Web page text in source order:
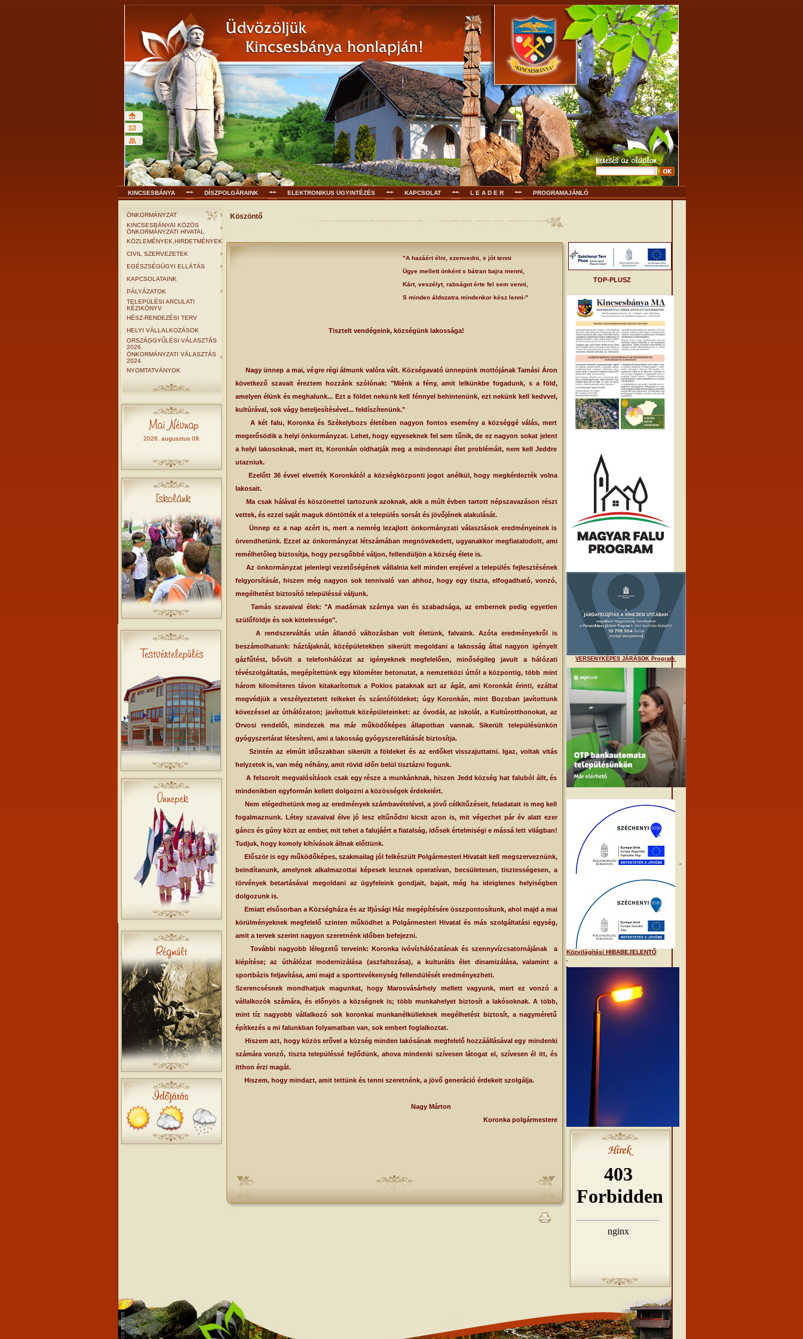
KINCSESBÁNYA DÍSZPOLGÁRAINK ELEKTRONIKUS ÜGYINTÉZÉS KAPCSOLAT L E A D E R PROGRAMAJÁNLÓ
ÖNKORMÁNYZAT
KINCSESBÁNYAI KÖZÖS
ÖNKORMÁNYZATI HIVATAL
KÖZLEMÉNYEK,HIRDETMÉNYEK
CIVIL SZERVEZETEK
EGÉSZSÉGÜGYI ELLÁTÁS
KAPCSOLATAINK
PÁLYÁZATOK
TELEPÜLÉSI ARCULATI
KÉZIKÖNYV
HÉSZ-RENDEZÉSI TERV
HELYI VÁLLALKOZÁSOK
ORSZÁGGYŰLÉSI VÁLASZTÁS
2026.
ÖNKORMÁNYZATI VÁLASZTÁS
2024.
NYOMTATVÁNYOK
2026. augusztus 09.
Köszöntő
"A hazáért élni, szenvedni, s jót tenni
Ügye mellett önként s bátran bajra menni,
Kárt, veszélyt, rabságot érte fel sem venni,
S minden áldozatra mindenkor kész lenni-"
Tisztelt vendégeink, községünk lakossága!
Nagy ünnep a mai, végre régi álmunk valóra vált. Községavató ünnepünk mottójának Tamási Áron
következő szavait éreztem hozzánk szólónak: "Miénk a fény, amit lelkünkbe fogadunk, s a föld,
amelyen élünk és meghalunk... Ezt a földet nekünk kell fénnyel behintenünk, ezt nekünk kell kedvvel,
kultúrával, sok vágy beteljesítésével... feldíszítenünk."
A két falu, Koronka és Székelybozs életében nagyon fontos esemény a községgé válás, mert
megerősödik a helyi önkormányzat. Lehet, hogy egyeseknek fel sem tűnik, de ez nagyon sokat jelent
a helyi lakosoknak, mert itt, Koronkán oldhatják meg a mindennapi élet problémáit, nem kell Jeddre
utazniuk.
Ezelőtt 36 évvel elvették Koronkától a községközponti jogot anélkül, hogy megkérdezték volna
lakosait.
Ma csak hálával és köszönettel tartozunk azoknak, akik a múlt évben tartott népszavazáson részt
vettek, és ezzel saját maguk döntötték el a település sorsát és jövőjének alakulását.
Ünnep ez a nap azért is, mert a nemrég lezajlott önkormányzati választások eredményeinek is
örvendhetünk. Ezzel az önkormányzat létszámában megnövekedett, ugyanakkor megfiatalodott, ami
remélhetőleg biztosítja, hogy pezsgőbbé váljon, fellendüljön a község élete is.
Az önkormányzat jelenlegi vezetőségének vállalnia kell minden erejével a település fejlesztésének
felgyorsítását, hiszen még nagyon sok tennivaló van ahhoz, hogy egy tiszta, elfogadható, vonzó,
megélhetést biztosító településsé váljunk.
Tamás szavaival élek: "A madárnak szárnya van és szabadsága, az embernek pedig egyetlen
szülőföldje és sok kötelessége".
A rendszerváltás után állandó változásban volt életünk, falvaink. Azóta eredményekről is
beszámolhatunk: háztájaknál, középületekben sikerült megoldani a lakosság által nagyon igényelt
gázfűtést, bővült a telefonhálózat az igényeknek megfelelően, minőségileg javult a hálózati
tévészolgáltatás, megépítettünk egy kilométer betonutat, a nemzetközi úttól a központig, több mint
három kilométeres távon kitakarítottuk a Poklos pataknak azt az ágát, ami Koronkát érinti, ezáltal
megvédjük a veszélyeztetett telkeket és szántóföldeket; úgy Koronkán, mint Bozsban javítottunk
kövezéssel az úthálózaton; javítottuk középületeinket: az óvodát, az iskolát, a Kultúrotthonokat, az
Orvosi rendelőt, mindezek ma már működőképes állapotban vannak. Sikerült településünkön
gyógyszertárat létesíteni, ami a lakosság gyógyszerellátását biztosítja.
Szintén az elmúlt időszakban sikerült a földeket és az erdőket visszajuttatni. Igaz, voltak vitás
helyzetek is, van még néhány, amit rövid időn belül tisztázni fogunk.
A felsorolt megvalósítások csak egy része a munkánknak, hiszen Jedd község hat faluból állt, és
mindenikben egyformán kellett dolgozni a közösségek érdekeiért.
Nem elégedhetünk meg az eredmények számbavételével, a jövő célkitűzéseit, feladatait is meg kell
fogalmaznunk. Létey szavaival élve jó lesz eltűnődni kicsit azon is, mit végezhet pár év alatt ezer
gáncs és gúny közt az ember, mit tehet a falujáért a fiatalság, idősek értelmiségi e mássá lett világban!
Tudjuk, hogy komoly kihívások állnak előttünk.
Először is egy működőképes, szakmailag jól felkészült Polgármesteri Hivatalt kell megszerveznünk,
beindítanunk, amelynek alkalmazottai képesek lesznek operatívan, becsületesen, tisztességesen, a
törvények betartásával megoldani az ügyfeleink gondjait, bajait, még ha ideiglenes helyiségben
dolgozunk is.
Emiatt elsősorban a Községháza és az Ifjúsági Ház megépítésére összpontosítunk, ahol majd a mai
körülményeknek megfelelő szinten működhet a Polgármesteri Hivatal és más szolgáltatási egység,
amit a tervek szerint nagyon szeretnénk időben befejezni.
További nagyobb lélegzetű terveink: Koronka ivóvízhálózatának és szennyvízcsatornájának a
kiépítése; az úthálózat modernizálása (aszfaltozása), a kulturális élet dinamizálása, valamint a
sportbázis feljavítása, ami majd a sporttevékenység fellendülését eredményezheti.
Szerencsésnek mondhatjuk magunkat, hogy Marosvásárhely mellett vagyunk, mert ez vonzó a
vállalkozók számára, és előnyös a községnek is; több munkahelyet biztosít a lakósoknak. A több,
mint tíz nagyobb vállalkozó sok koronkai munkanélkülieknek megélhetést biztosít, a nagyméretű
építkezés a mi falunkban folyamatban van, sok embert foglalkoztat.
Hiszem azt, hogy közös erővel a község minden lakósának megfelelő hozzáállásával egy mindenki
számára vonzó, tiszta településsé fejlődünk, ahova mindenki szívesen látogat el, szívesen él itt, és
itthon érzi magát.
Hiszem, hogy mindazt, amit tettünk és tenni szeretnénk, a jövő generáció érdekeit szolgálja.
Nagy Márton
Koronka polgármestere
TOP-PLUSZ
VERSENYKÉPES JÁRÁSOK Program
Közvilágítási HIBABEJELENTŐ